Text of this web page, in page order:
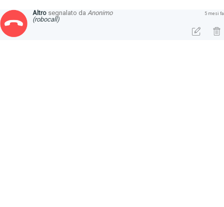
5 mesi fa
Altro segnalato da Anonimo
(robocall)